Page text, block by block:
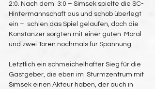
2:0. Nach dem  3:0 – Simsek spielte die SC-
Hintermannschaft aus und schob überlegt
ein –  schien das Spiel gelaufen, doch die
Konstanzer sorgten mit einer guten  Moral
und zwei Toren nochmals für Spannung.
Letztlich ein schmeichelhafter Sieg für die
Gastgeber, die eben im  Sturmzentrum mit
Simsek einen Akteur haben, der auch in